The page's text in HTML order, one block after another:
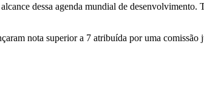
dessa agenda mundial de desenvolvimento.
nota superior a 7 atribuída por uma comissão